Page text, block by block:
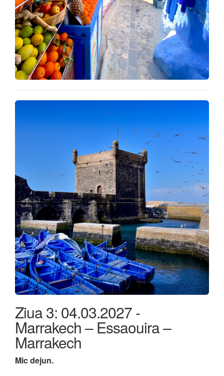
Ziua 3: 04.03.2027 -
Marrakech – Essaouira –
Marrakech
Mic dejun.